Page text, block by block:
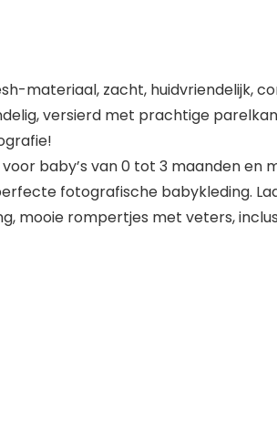
materiaal, zacht, huidvriendelijk,
versierd met prachtige
baby’s van 0 tot 3 maanden en
fotografische babykleding.
mooie rompertjes met veters,